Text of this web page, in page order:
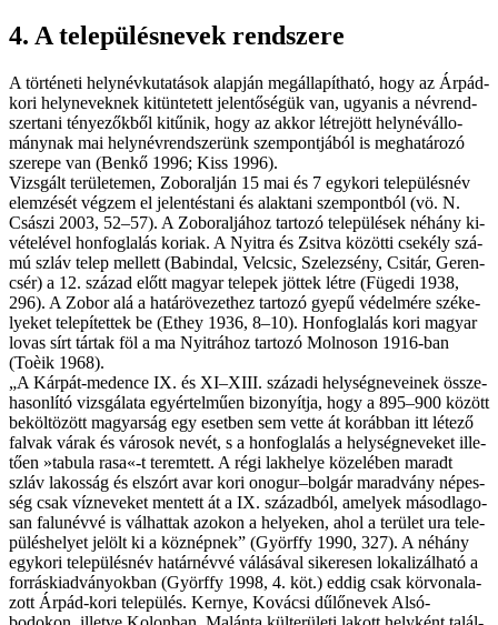
4. A te­le­pü­lés­ne­vek rend­sze­re
A tör­té­ne­ti hely­név­ku­ta­tá­sok alap­ján meg­ál­la­pít­ha­tó, hogy az Ár­pád-
ko­ri hely­ne­vek­nek ki­tün­te­tett je­len­tő­sé­gük van, ugyan­is a név­rend­
szer­ta­ni té­nye­zők­ből ki­tű­nik, hogy az ak­kor lét­re­jött hely­név­ál­lo­
mány­nak mai hely­név­rend­sze­rünk szem­pont­já­ból is meg­ha­tá­ro­zó
sze­re­pe van (Benkő 1996; Kiss 1996).
Vizs­gált te­rü­le­te­men, Zob­o­ralján 15 mai és 7 egy­ko­ri te­le­pü­lés­név
elem­zé­sét vég­zem el je­len­tés­ta­ni és alak­ta­ni szem­pont­ból (vö. N.
Császi 2003, 52–57). A Zo­b­o­raljához tar­to­zó te­le­pü­lé­sek né­hány ki­
vé­te­lé­vel hon­fog­la­lás ko­ri­ak. A Nyi­tra és Zsit­va kö­zöt­ti cse­kély szá­
mú szláv te­lep mel­lett (Babindal, Velc­sic, Szelezsény, Csitár, Ge­ren­
csér) a 12. szá­zad előtt ma­gyar te­le­pek jöt­tek lét­re (Fügedi 1938,
296). A Zobor alá a ha­tár­öve­zet­hez tar­to­zó gye­pű vé­del­mé­re szé­ke­
lye­ket te­le­pí­tet­tek be (Ethey 1936, 8–10). Hon­fog­la­lás ko­ri ma­gyar
lo­vas sírt tár­tak föl a ma Nyitrához tar­to­zó Mol­no­son 1916-ban
(Toèik 1968).
„A Kár­pát-me­den­ce IX. és XI–XIII. szá­za­di hely­ség­ne­ve­i­nek ös­­sze­
ha­son­lí­tó vizs­gá­la­ta egy­ér­tel­mű­en bi­zo­nyít­ja, hogy a 895–900 kö­zött
be­köl­tö­zött ma­gyar­ság egy eset­ben sem vet­te át ko­ráb­ban itt lé­te­ző
fal­vak vá­rak és vá­ro­sok ne­vét, s a hon­fog­la­lás a hely­ség­ne­ve­ket il­le­
tő­en »tab­u­la rasa«-t te­rem­tett. A ré­gi lak­he­lye kö­ze­lé­ben ma­radt
szláv la­kos­ság és el­szórt avar ko­ri ono­gur–bol­gár ma­rad­vány né­pes­
ség csak víz­ne­ve­ket men­tett át a IX. szá­zad­ból, ame­lyek má­sod­la­go­
san fa­lu­név­vé is vál­hat­tak azo­kon a he­lye­ken, ahol a te­rü­let ura te­le­
pü­lés­he­lyet je­lölt ki a köz­nép­nek” (Györffy 1990, 327). A né­hány
egy­ko­ri te­le­pü­lés­név ha­tár­név­vé vá­lá­sá­val si­ke­re­sen lo­ka­li­zál­ha­tó a
for­rás­ki­ad­vány­ok­ban (Györffy 1998, 4. köt.) ed­dig csak kör­vo­na­la­
zott Ár­pád-ko­ri te­le­pü­lés. Kernye, Ko­vá­csi dű­lő­ne­vek Alsó­